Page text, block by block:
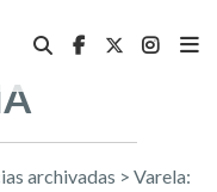
archivadas > Varela: